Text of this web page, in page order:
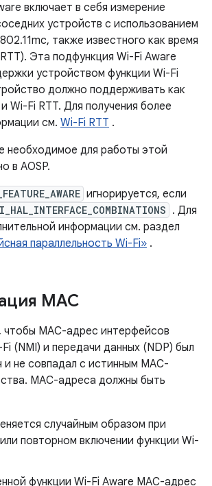
включает в себя измерение
устройств с использованием
также известного как время
Эта подфункция Wi-Fi Aware
устройством функции Wi-Fi
должно поддерживать как
Wi-Fi RTT. Для получения более
см. Wi-Fi RTT .
необходимое для работы этой
в AOSP.
игнорируется, если
. Для
информации см. раздел
параллельность Wi-Fi» .
MAC
чтобы MAC-адрес интерфейсов
(NMI) и передачи данных (NDP) был
не совпадал с истинным MAC-
MAC-адреса должны быть
случайным образом при
повторном включении функции Wi-
функции Wi-Fi Aware MAC-адрес